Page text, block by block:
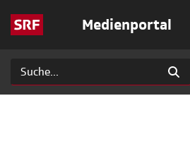
Medienportal